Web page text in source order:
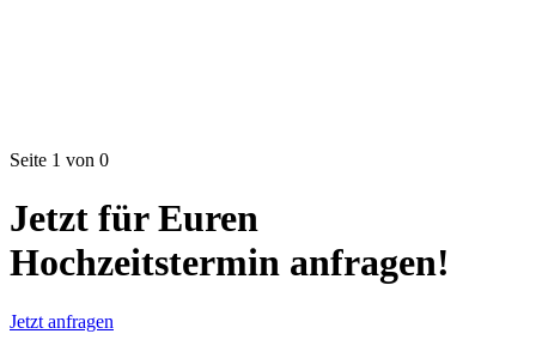
Seite 1 von 0
Jetzt für Euren
Hochzeitstermin anfragen!
Jetzt anfragen